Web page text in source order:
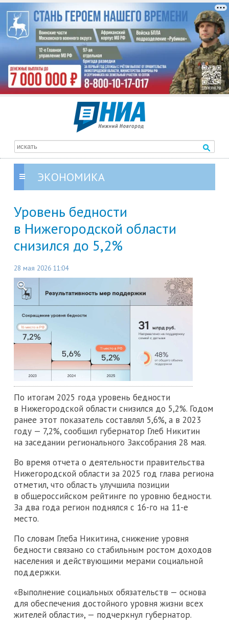
ЭКОНОМИКА
Уровень бедности
в Нижегородской области
снизился до 5,2%
28 мая 2026 11:04
По итогам 2025 года уровень бедности
в Нижегородской области снизился до 5,2%. Годом
ранее этот показатель составлял 5,6%, а в 2023
году — 7,2%, сообщил губернатор Глеб Никитин
на заседании регионального Заксобрания 28 мая.
Во время отчета о деятельности правительства
Нижегородской области за 2025 год глава региона
отметил, что область улучшила позиции
в общероссийском рейтинге по уровню бедности.
За два года регион поднялся с 16-го на 11-е
место.
По словам Глеба Никитина, снижение уровня
бедности связано со стабильным ростом доходов
населения и действующими мерами социальной
поддержки.
«Выполнение социальных обязательств — основа
для обеспечения достойного уровня жизни всех
жителей области», — подчеркнул губернатор.